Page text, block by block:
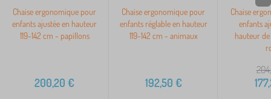
Chaise ergonomique pour
enfants ajustée en hauteur
119-142 cm - papillons
200,20 €
Chaise ergonomique pour
enfants réglable en hauteur
119-142 cm - animaux
192,50 €
Chaise
enfants
hauteur de